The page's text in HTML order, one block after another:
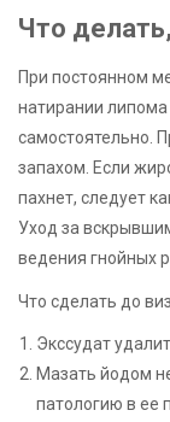
Что
При постоянном
натирании
самостоятельно.
запахом. Если
пахнет, следует
Уход за
ведения гнойных
Что сделать до
Экссудат
Мазать йодом
патологию в ее